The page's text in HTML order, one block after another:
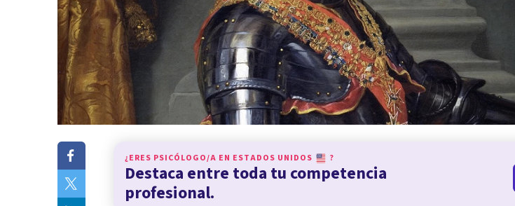
¿ERES PSICÓLOGO/A EN ESTADOS UNIDOS ?
Destaca entre toda tu competencia
profesional.